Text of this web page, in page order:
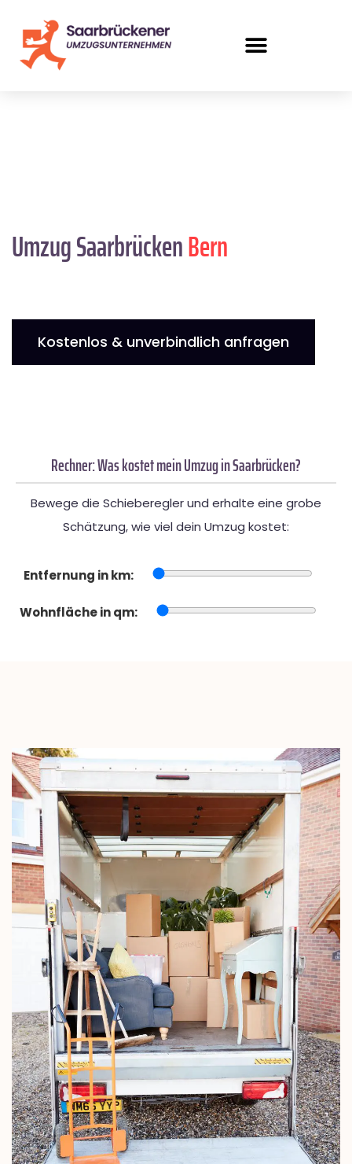
Umzug SaarbrückenBern
Kostenlos & unverbindlich anfragen
Rechner: Was kostet mein Umzug in Saarbrücken?
Bewege die Schieberegler und erhalte eine grobe
Schätzung, wie viel dein Umzug kostet:
Entfernung in km:
Wohnfläche in qm: